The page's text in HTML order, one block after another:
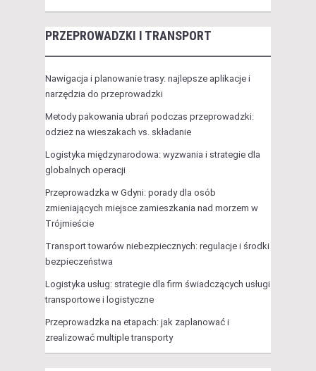
PRZEPROWADZKI I TRANSPORT
Nawigacja i planowanie trasy: najlepsze aplikacje i
narzędzia do przeprowadzki
Metody pakowania ubrań podczas przeprowadzki:
odzież na wieszakach vs. składanie
Logistyka międzynarodowa: wyzwania i strategie dla
globalnych operacji
Przeprowadzka w Gdyni: porady dla osób
zmieniających miejsce zamieszkania nad morzem w
Trójmieście
Transport towarów niebezpiecznych: regulacje i środki
bezpieczeństwa
Logistyka usług: strategie dla firm świadczących usługi
transportowe i logistyczne
Przeprowadzka na etapach: jak zaplanować i
zrealizować multiple transporty